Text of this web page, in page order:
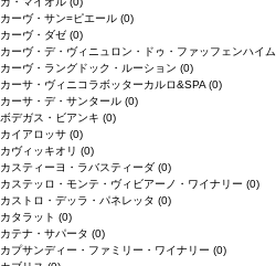
カーヴ・サン=ピエール (0)
カーヴ・ダゼ (0)
カーヴ・デ・ヴィニュロン・ドゥ・ファッフェンハイム
カーヴ・ラングドック・ルーション (0)
カーサ・ヴィニコラボッターカルロ&SPA (0)
カーサ・デ・サンタール (0)
ボデガス・ビアンキ (0)
カイアロッサ (0)
カヴィッキオリ (0)
カスティーヨ・ラバスティーダ (0)
カステッロ・モンテ・ヴィビアーノ・ワイナリー (0)
カストロ・デッラ・パネレッタ (0)
カタラット (0)
カテナ・サパータ (0)
カプサンディー・ファミリー・ワイナリー (0)